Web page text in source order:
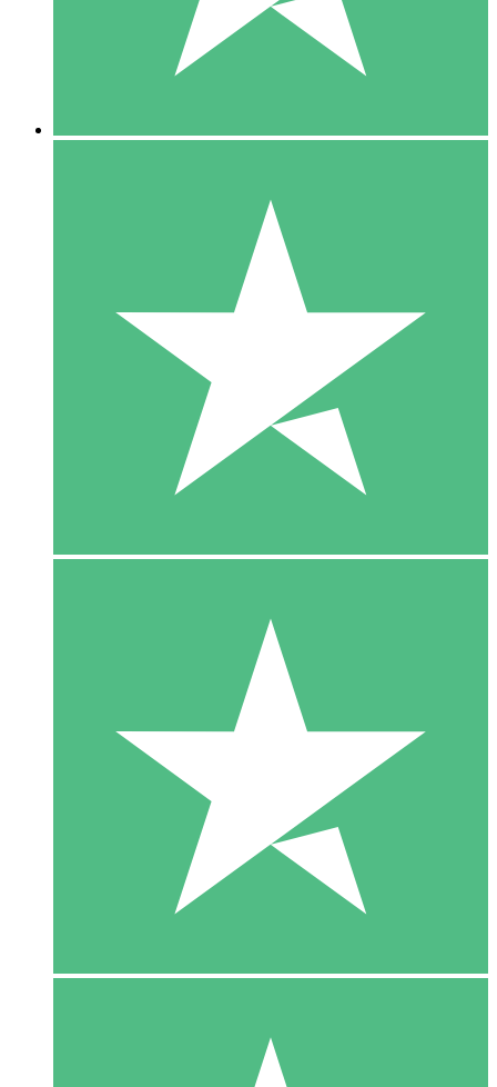
10 Downloaden
20 00